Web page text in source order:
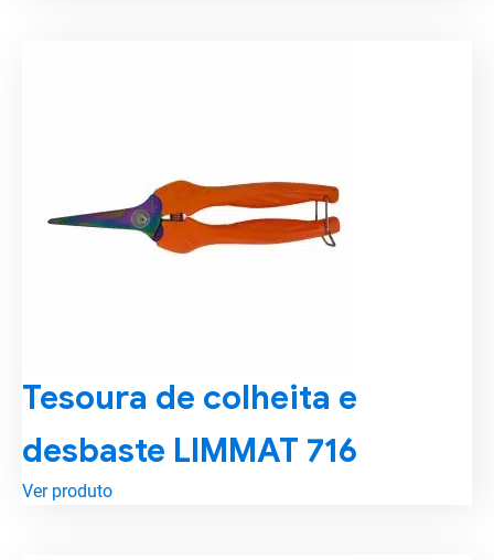
Tesoura de colheita e
desbaste LIMMAT 716
Ver produto